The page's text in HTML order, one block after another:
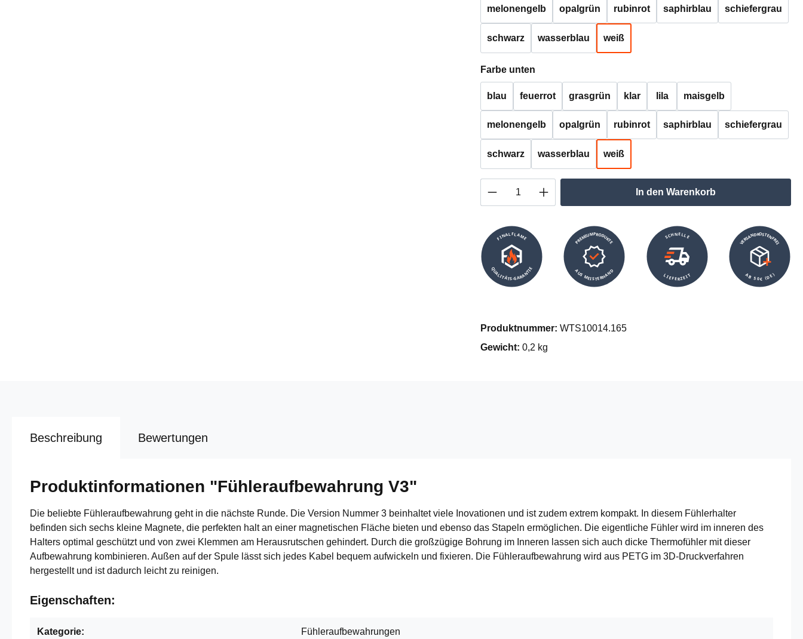
melonengelb opalgrün rubinrot saphirblau schiefergrau
schwarz wasserblau weiß
Farbe unten
blau feuerrot grasgrün klar lila maisgelb
melonengelb opalgrün rubinrot saphirblau schiefergrau
schwarz wasserblau weiß
Produkt Anzahl: Gib den gewünschten Wert ein
In den Warenkorb
FINALFLAME
QUALITÄTS-GARANTIE
PREMIUMPRODUKTE
AUS MEISTERHAND
SCHNELLE
LIEFERZEIT
VERSANDKOSTENFREI
AB 50€ (DE)
Produktnummer: WTS10014.165
Gewicht: 0,2 kg
Beschreibung Bewertungen
Produktinformationen "Fühleraufbewahrung V3"
Die beliebte Fühleraufbewahrung geht in die nächste Runde. Die Version Nummer 3 beinhaltet viele Inovationen und ist zudem extrem kompakt. In diesem Fühlerhalter
befinden sich sechs kleine Magnete, die perfekten halt an einer magnetischen Fläche bieten und ebenso das Stapeln ermöglichen. Die eigentliche Fühler wird im inneren des
Halters optimal geschützt und von zwei Klemmen am Herausrutschen gehindert. Durch die großzügige Bohrung im Inneren lassen sich auch dicke Thermofühler mit dieser
Aufbewahrung kombinieren. Außen auf der Spule lässt sich jedes Kabel bequem aufwickeln und fixieren. Die Fühleraufbewahrung wird aus PETG im 3D-Druckverfahren
hergestellt und ist dadurch leicht zu reinigen.
Eigenschaften:
Kategorie: Fühleraufbewahrungen